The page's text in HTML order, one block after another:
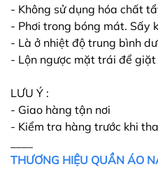
- Không sử dụng hóa chất
- Phơi trong bóng mát. Sấy
- Là ở nhiệt độ trung bình
- Lộn ngược mặt trái để
LƯU Ý :
- Giao hàng tận nơi
- Kiểm tra hàng trước khi
THƯƠNG HIỆU QUẦN ÁO